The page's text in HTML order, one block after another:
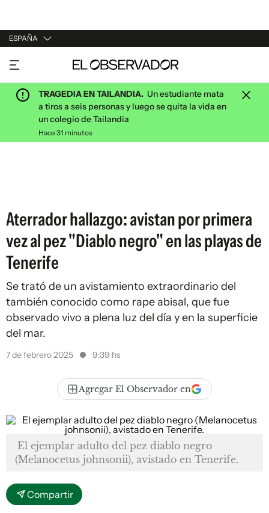
ESPAÑA
URUGUAY
ARGENTINA
ESPAÑA
ESTADOS UNIDOS
TRAGEDIA EN TAILANDIA. Un estudiante mata
a tiros a seis personas y luego se quita la vida en
un colegio de Tailandia
Hace 31 minutos
Aterrador hallazgo: avistan por primera
vez al pez "Diablo negro" en las playas de
Tenerife
Se trató de un avistamiento extraordinario del
también conocido como rape abisal, que fue
observado vivo a plena luz del día y en la superficie
del mar.
7 de febrero 2025 9:39 hs
Agregar El Observador en
El ejemplar adulto del pez diablo negro
(Melanocetus johnsonii), avistado en Tenerife.
Compartir